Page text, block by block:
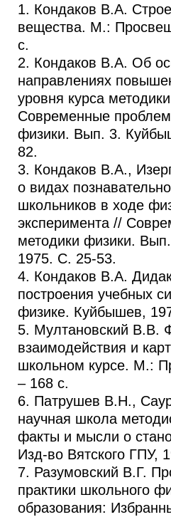
1. Кондаков В.А.
вещества. М.:
с.
2. Кондаков В.А. Об
направлениях
уровня курса
Современные
физики. Вып. 3.
82.
3. Кондаков В.А.,
о видах
школьников в ходе
эксперимента //
методики физики.
1975. С. 25-53.
4. Кондаков В.А.
построения учебных
физике. Куйбышев,
5. Мултановский В.В.
взаимодействия и
школьном курсе. М.:
– 168 с.
6. Патрушев В.Н.,
научная школа
факты и мысли о
Изд-во Вятского ГПУ,
7. Разумовский В.Г.
практики школьного
образования: